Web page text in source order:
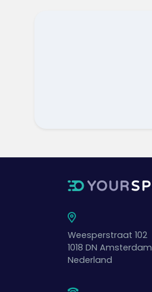
Weesperstraat 102
1018 DN Amsterdam
Nederland